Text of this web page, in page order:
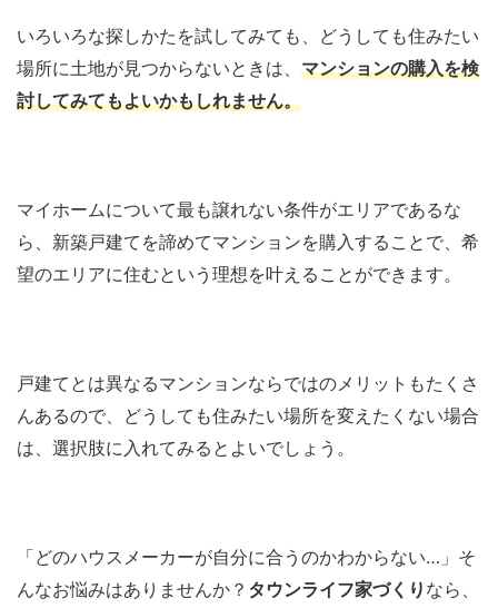
いろいろな探しかたを試してみても、どうしても住みたい
場所に土地が見つからないときは、 マンションの購入を検
討してみてもよいかもしれません。
マイホームについて最も譲れない条件がエリアであるな
ら、新築戸建てを諦めてマンションを購入することで、希
望のエリアに住むという理想を叶えることができます。
戸建てとは異なるマンションならではのメリットもたくさ
んあるので、どうしても住みたい場所を変えたくない場合
は、選択肢に入れてみるとよいでしょう。
「どのハウスメーカーが自分に合うのかわからない…」そ
んなお悩みはありませんか？ タウンライフ家づくり なら、